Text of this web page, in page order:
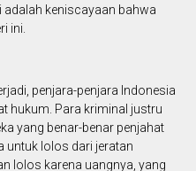
adalah keniscayaan bahwa
ini.
penjara-penjara Indonesia
hukum. Para kriminal justru
yang benar-benar penjahat
untuk lolos dari jeratan
lolos karena uangnya, yang